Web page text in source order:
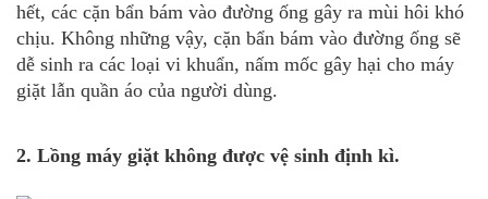
hết, các cặn bẩn bám vào đường ống gây ra mùi hôi khó
chịu. Không những vậy, cặn bẩn bám vào đường ống sẽ
dễ sinh ra các loại vi khuẩn, nấm mốc gây hại cho máy
giặt lẫn quần áo của người dùng.
2. Lồng máy giặt không được vệ sinh định kì.